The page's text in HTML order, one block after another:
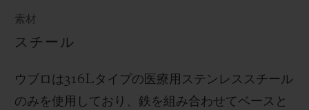
素材
スチール
ウブロは316L タイプの医療用ステンレススチール
のみを使用しており、鉄を組み合わせてベースと